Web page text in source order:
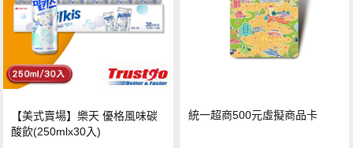
【美式賣場】樂天 優格風味碳
酸飲(250mlx30入)
統一超商500元虛擬商品卡